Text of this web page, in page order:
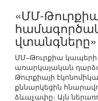
«ՄՄ-
վտանգները»
ՄՄ–Թուրքիա կապերի
առարկայական
Թուրքիայի
քննարկեցին
ձևաչափը։ Այն